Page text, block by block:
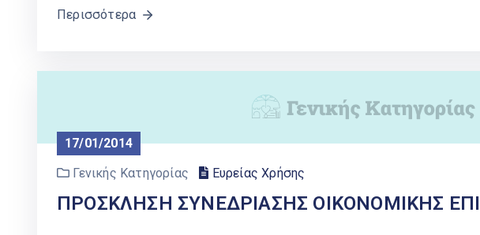
Περισσότερα
17/01/2014
Γενικής Κατηγορίας
Ευρείας Χρήσης
ΠΡΟΣΚΛΗΣΗ ΣΥΝΕΔΡΙΑΣΗΣ ΟΙΚΟΝΟΜΙΚΗΣ